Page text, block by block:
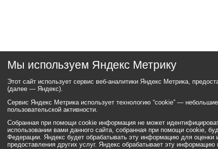
Мы используем Яндекс Метрику
Этот сайт использует сервис веб-аналитики Яндекс Метрика,
(далее — Яндекс).
Сервис Яндекс Метрика использует технологию “cookie” —
пользовательской активности.
Собранная при помощи cookie информация не может
использовании вами данного сайта, собранная при помощи cookie,
Федерации. Яндекс будет обрабатывать эту информацию для оценки
предоставления других услуг. Яндекс обрабатывает эту